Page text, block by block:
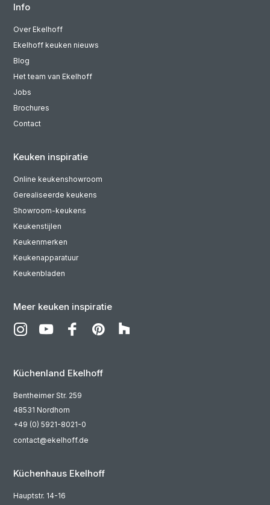
Info
Over Ekelhoff
Ekelhoff keuken nieuws
Blog
Het team van Ekelhoff
Jobs
Brochures
Contact
Keuken inspiratie
Online keukenshowroom
Gerealiseerde keukens
Showroom-keukens
Keukenstijlen
Keukenmerken
Keukenapparatuur
Keukenbladen
Meer keuken inspiratie
Küchenland Ekelhoff
Bentheimer Str. 259
48531 Nordhorn
+49 (0) 5921-8021-0
contact@ekelhoff.de
Küchenhaus Ekelhoff
Hauptstr. 14-16